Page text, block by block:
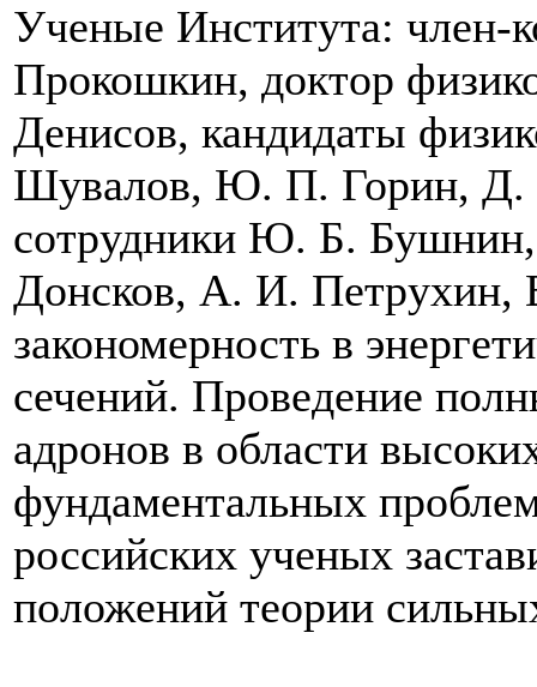
Ученые Института:
Прокошкин, доктор
Денисов, кандидаты
Шувалов, Ю. П. Горин, Д.
сотрудники Ю. Б.
Донсков, А. И. Петрухин,
закономерность в
сечений. Проведение
адронов в области
фундаментальных
российских ученых
положений теории